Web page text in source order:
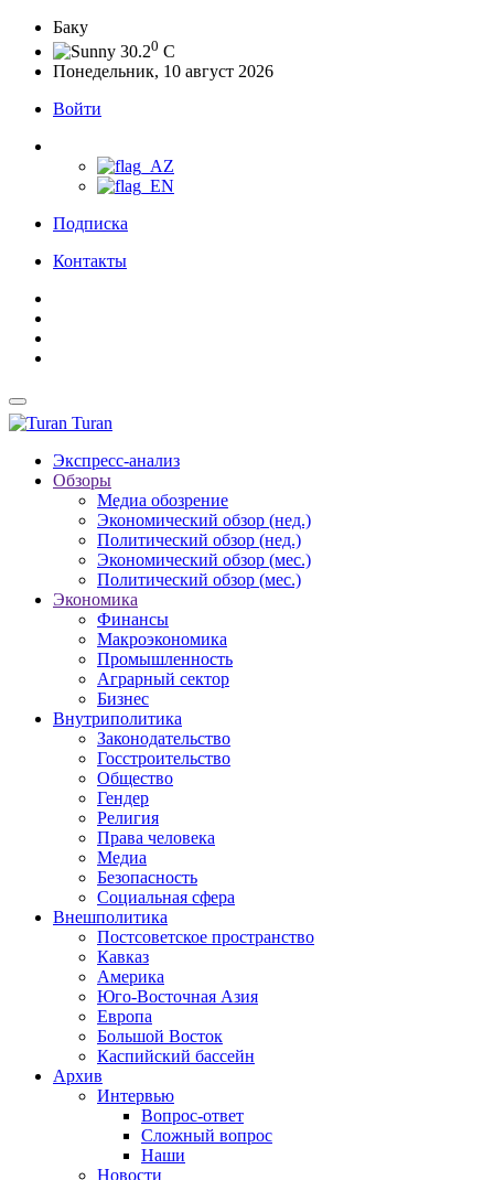
Баку
30.20 C
Понедельник, 10 август 2026
Войти
Подписка
Контакты
Turan
Экспресс-анализ
Обзоры
Медиа обозрение
Экономический обзор (нед.)
Политический обзор (нед.)
Экономический обзор (мес.)
Политический обзор (мес.)
Экономика
Финансы
Макроэкономика
Промышленность
Аграрный сектор
Бизнес
Внутриполитика
Законодательство
Госстроительство
Общество
Гендер
Религия
Права человека
Медиа
Безопасность
Социальная сфера
Внешполитика
Постсоветское пространство
Кавказ
Америка
Юго-Восточная Азия
Европа
Большой Восток
Каспийский бассейн
Архив
Интервью
Вопрос-ответ
Сложный вопрос
Наши
Новости